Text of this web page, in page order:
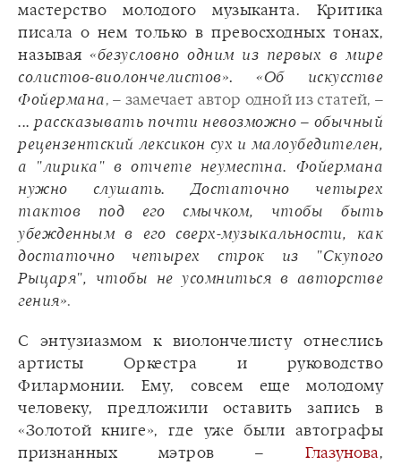
мастерство молодого музыканта. Критика
писала о нем только в превосходных тонах,
называя «безусловно одним из первых в мире
солистов-виолончелистов».«Об искусстве
Фойермана, – замечает автор одной из статей, –
... рассказывать почти невозможно – обычный
рецензентский лексикон сух и малоубедителен,
а "лирика" в отчете неуместна. Фойермана
нужно слушать. Достаточно четырех
тактов под его смычком, чтобы быть
убежденным в его сверх-музыкальности, как
достаточно четырех строк из "Скупого
Рыцаря", чтобы не усомниться в авторстве
гения».
С энтузиазмом к виолончелисту отнеслись
артисты Оркестра и руководство
Филармонии. Ему, совсем еще молодому
человеку, предложили оставить запись в
«Золотой книге», где уже были автографы
признанных мэтров – Глазунова,